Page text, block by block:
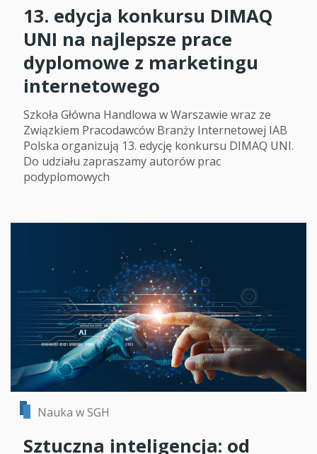
13. edycja konkursu DIMAQ
UNI na najlepsze prace
dyplomowe z marketingu
internetowego
Szkoła Główna Handlowa w Warszawie wraz ze
Związkiem Pracodawców Branży Internetowej IAB
Polska organizują 13. edycję konkursu DIMAQ UNI.
Do udziału zapraszamy autorów prac
podyplomowych
Nauka w SGH
Sztuczna inteligencja: od